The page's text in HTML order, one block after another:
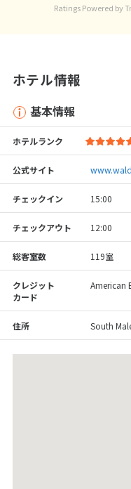
Ratings Powered by
ホテル情報
基本情報
ホテルランク
公式サイト
チェックイン 15:00
チェックアウト 12:00
総客室数 119室
クレジット
カード
American
住所 South